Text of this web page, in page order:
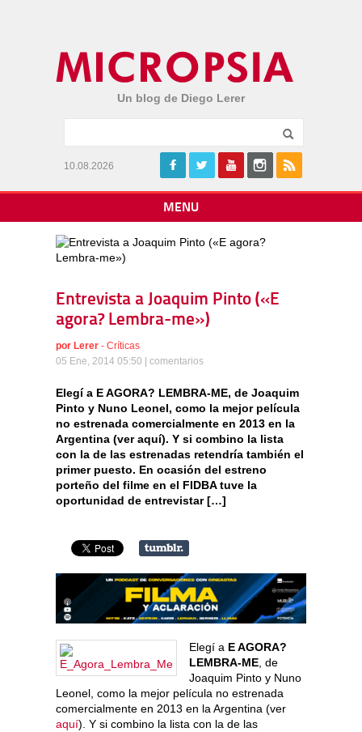
Un blog de Diego Lerer
10.08.2026
MENU
Entrevista a Joaquim Pinto («E
agora? Lembra-me»)
por Lerer - Críticas
05 Ene, 2014 05:50 | comentarios
Elegí a E AGORA? LEMBRA-ME, de Joaquim
Pinto y Nuno Leonel, como la mejor película
no estrenada comercialmente en 2013 en la
Argentina (ver aquí). Y si combino la lista
con la de las estrenadas retendría también el
primer puesto. En ocasión del estreno
porteño del filme en el FIDBA tuve la
oportunidad de entrevistar […]
Elegí a E AGORA?
LEMBRA-ME , de
Joaquim Pinto y Nuno
Leonel, como la mejor película no estrenada
comercialmente en 2013 en la Argentina (ver
aquí). Y si combino la lista con la de las